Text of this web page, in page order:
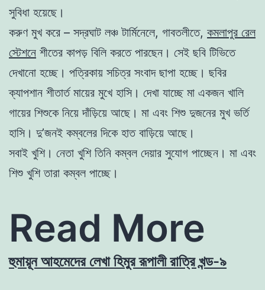
সুবিধা হয়েছে।
করুণ মুখ করে – সদ্রঘাট লঞ্চ টার্মিনেলে, গাবতলীতে, কমলাপুর রেল
স্টেশনে শীতের কাপড় বিলি করতে পারছেন। সেই ছবি টিভিতে
দেখানাে হচ্ছে। পত্রিকায় সচিত্র সংবাদ ছাপা হচ্ছে। ছবির
ক্যাপশান শীতার্ত মায়ের মুখে হাসি। দেখা যাচ্ছে মা একজন খালি
গায়ের শিশুকে নিয়ে দাঁড়িয়ে আছে। মা এবং শিশু দুজনের মুখ ভর্তি
হাসি। দু’জনই কম্বলের দিকে হাত বাড়িয়ে আছে।
সবাই খুশি। নেতা খুশি তিনি কম্বল দেয়ার সুযােগ পাচ্ছেন। মা এবং
শিশু খুশি তারা কম্বল পাচ্ছে।
Read More
হুমায়ূন আহমেদের লেখা হিমুর রূপালী রাত্রি খন্ড-৯